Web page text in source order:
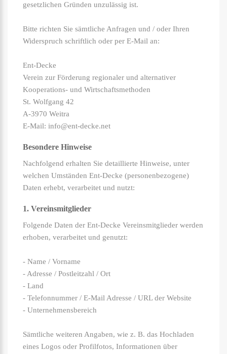
gesetzlichen Gründen unzulässig ist.
Bitte richten Sie sämtliche Anfragen und / oder Ihren
Widerspruch schriftlich oder per E-Mail an:
Ent-Decke
Verein zur Förderung regionaler und alternativer
Kooperations- und Wirtschaftsmethoden
St. Wolfgang 42
A-3970 Weitra
E-Mail: info@ent-decke.net
Besondere Hinweise
Nachfolgend erhalten Sie detaillierte Hinweise, unter
welchen Umständen Ent-Decke (personenbezogene)
Daten erhebt, verarbeitet und nutzt:
1. Vereinsmitglieder
Folgende Daten der Ent-Decke Vereinsmitglieder werden
erhoben, verarbeitet und genutzt:
- Name / Vorname
- Adresse / Postleitzahl / Ort
- Land
- Telefonnummer / E-Mail Adresse / URL der Website
- Unternehmensbereich
Sämtliche weiteren Angaben, wie z. B. das Hochladen
eines Logos oder Profilfotos, Informationen über